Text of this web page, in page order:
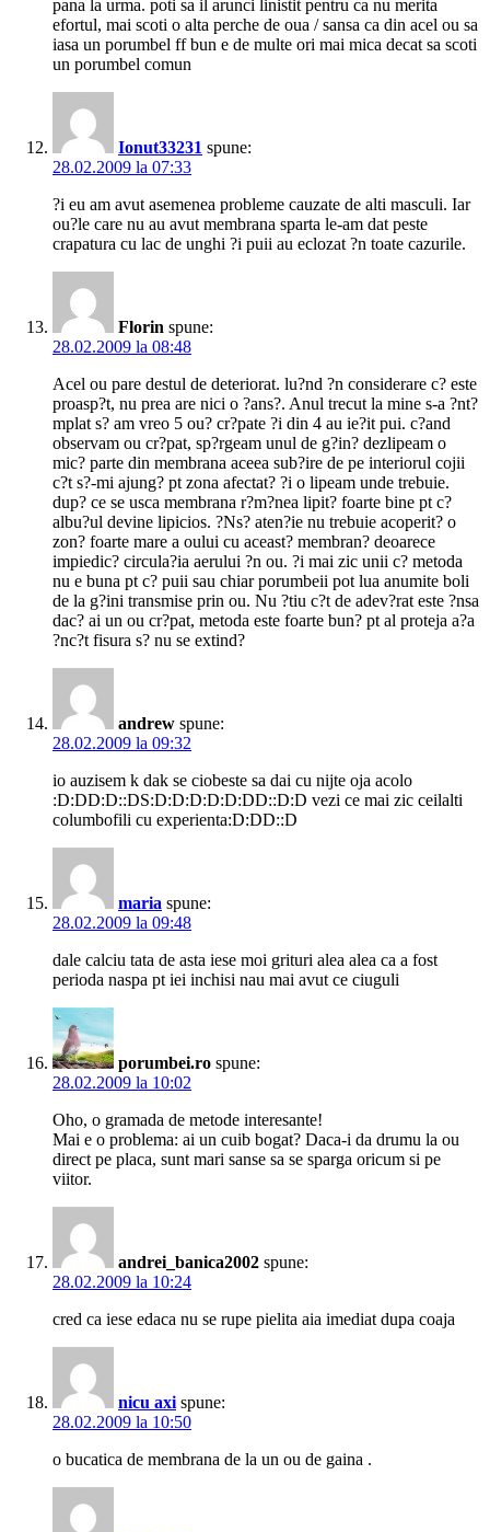
pana la urma. poti sa il arunci linistit pentru ca nu merita
efortul, mai scoti o alta perche de oua / sansa ca din acel ou sa
iasa un porumbel ff bun e de multe ori mai mica decat sa scoti
un porumbel comun
Ionut33231 spune:
28.02.2009 la 07:33
?i eu am avut asemenea probleme cauzate de alti masculi. Iar
ou?le care nu au avut membrana sparta le-am dat peste
crapatura cu lac de unghi ?i puii au eclozat ?n toate cazurile.
Florin spune:
28.02.2009 la 08:48
Acel ou pare destul de deteriorat. lu?nd ?n considerare c? este
proasp?t, nu prea are nici o ?ans?. Anul trecut la mine s-a ?nt?
mplat s? am vreo 5 ou? cr?pate ?i din 4 au ie?it pui. c?and
observam ou cr?pat, sp?rgeam unul de g?in? dezlipeam o
mic? parte din membrana aceea sub?ire de pe interiorul cojii
c?t s?-mi ajung? pt zona afectat? ?i o lipeam unde trebuie.
dup? ce se usca membrana r?m?nea lipit? foarte bine pt c?
albu?ul devine lipicios. ?Ns? aten?ie nu trebuie acoperit? o
zon? foarte mare a oului cu aceast? membran? deoarece
impiedic? circula?ia aerului ?n ou. ?i mai zic unii c? metoda
nu e buna pt c? puii sau chiar porumbeii pot lua anumite boli
de la g?ini transmise prin ou. Nu ?tiu c?t de adev?rat este ?nsa
dac? ai un ou cr?pat, metoda este foarte bun? pt al proteja a?a
?nc?t fisura s? nu se extind?
andrew spune:
28.02.2009 la 09:32
io auzisem k dak se ciobeste sa dai cu nijte oja acolo
:D:DD:D::DS:D:D:D:D:D:DD::D:D vezi ce mai zic ceilalti
columbofili cu experienta:D:DD::D
maria spune:
28.02.2009 la 09:48
dale calciu tata de asta iese moi grituri alea alea ca a fost
perioda naspa pt iei inchisi nau mai avut ce ciuguli
porumbei.ro spune:
28.02.2009 la 10:02
Oho, o gramada de metode interesante!
Mai e o problema: ai un cuib bogat? Daca-i da drumu la ou
direct pe placa, sunt mari sanse sa se sparga oricum si pe
viitor.
andrei_banica2002 spune:
28.02.2009 la 10:24
cred ca iese edaca nu se rupe pielita aia imediat dupa coaja
nicu axi spune:
28.02.2009 la 10:50
o bucatica de membrana de la un ou de gaina .